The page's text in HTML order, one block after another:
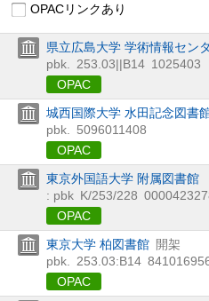
OPACリンクあり
県立広島大学 学術情報セン
pbk.
253.03||B14 1025403
OPAC
城西国際大学 水田記念図書
pbk.
5096011408
OPAC
東京外国語大学 附属図書館
: pbk K/253/228
OPAC
東京大学 柏図書館 開架
pbk.
253.03:B14
OPAC